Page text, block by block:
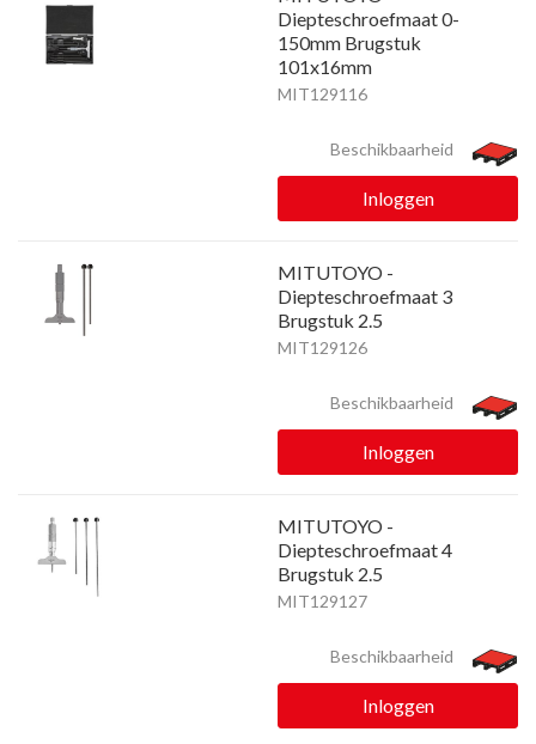
Diepteschroefmaat 0-
150mm Brugstuk
101x16mm
MIT129116
Beschikbaarheid
Inloggen
MITUTOYO -
Diepteschroefmaat 3
Brugstuk 2.5
MIT129126
Beschikbaarheid
Inloggen
MITUTOYO -
Diepteschroefmaat 4
Brugstuk 2.5
MIT129127
Beschikbaarheid
Inloggen